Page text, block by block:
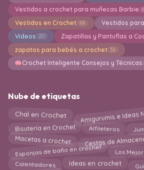
Vestidos a crochet para muñecas Barbie 8
Vestidos en Crochet 99 Vestidos
Videos 20 Zapatillas y Pantuflas a
zapatos para bebés a crochet 36
Crochet Inteligente Consejos y Técnicas
Nube de etiquetas
Chal en Crochet Amigurumis e
Bisutería en Crochet Alfileteros
Macetas a crochet Cestas de
Esponjas de baño en crochet Los
Calentadores Ideas en crochet